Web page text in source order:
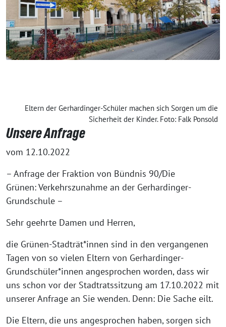
Eltern der Gerhardinger-Schüler machen sich Sorgen um die
Sicherheit der Kinder. Foto: Falk Ponsold
Unsere Anfrage
vom 12.10.2022
– Anfrage der Fraktion von Bündnis 90/Die
Grünen: Verkehrszunahme an der Gerhardinger-
Grundschule –
Sehr geehrte Damen und Herren,
die Grünen-Stadträt*innen sind in den vergangenen
Tagen von so vielen Eltern von Gerhardinger-
Grundschüler*innen angesprochen worden, dass wir
uns schon vor der Stadtratssitzung am 17.10.2022 mit
unserer Anfrage an Sie wenden. Denn: Die Sache eilt.
Die Eltern, die uns angesprochen haben, sorgen sich